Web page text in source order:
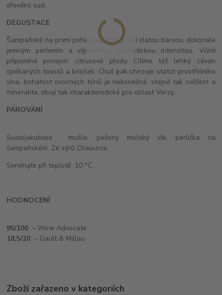
dřevěný sud.
DEGUSTACE
Šampaňské na první pohled upoutá jasně zlatou barvou, dokonale
jemným perlením a výjimečnou aromatickou intenzitou. Vůně
připomíná ponejvíc citrusové plody. Cítíme též lehký závan
opékaných toastů a briošek. Chuť pak stvrzuje statut prvotřídního
vína, bohatost ovocných tónů je nekonečná, stejně tak svěžest a
mineralita, obojí tak charakteristické pro oblast Verzy.
PÁROVÁNÍ
Svatojakubské mušle, pečený mořský vlk, perlička na
šampaňském. Ze sýrů Chaource.
Servírujte při teplotě 10 °C .
HODNOCENÍ:
95/100 – Wine Advocate
18,5/20 – Gault & Millau
Zboží zařazeno v kategoriích